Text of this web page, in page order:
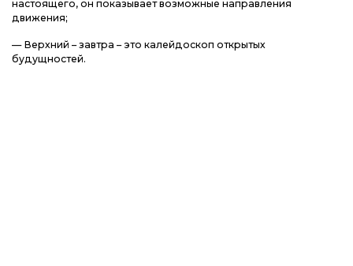
настоящего, он показывает возможные направления
движения;
— Верхний – завтра – это калейдоскоп открытых
будущностей.